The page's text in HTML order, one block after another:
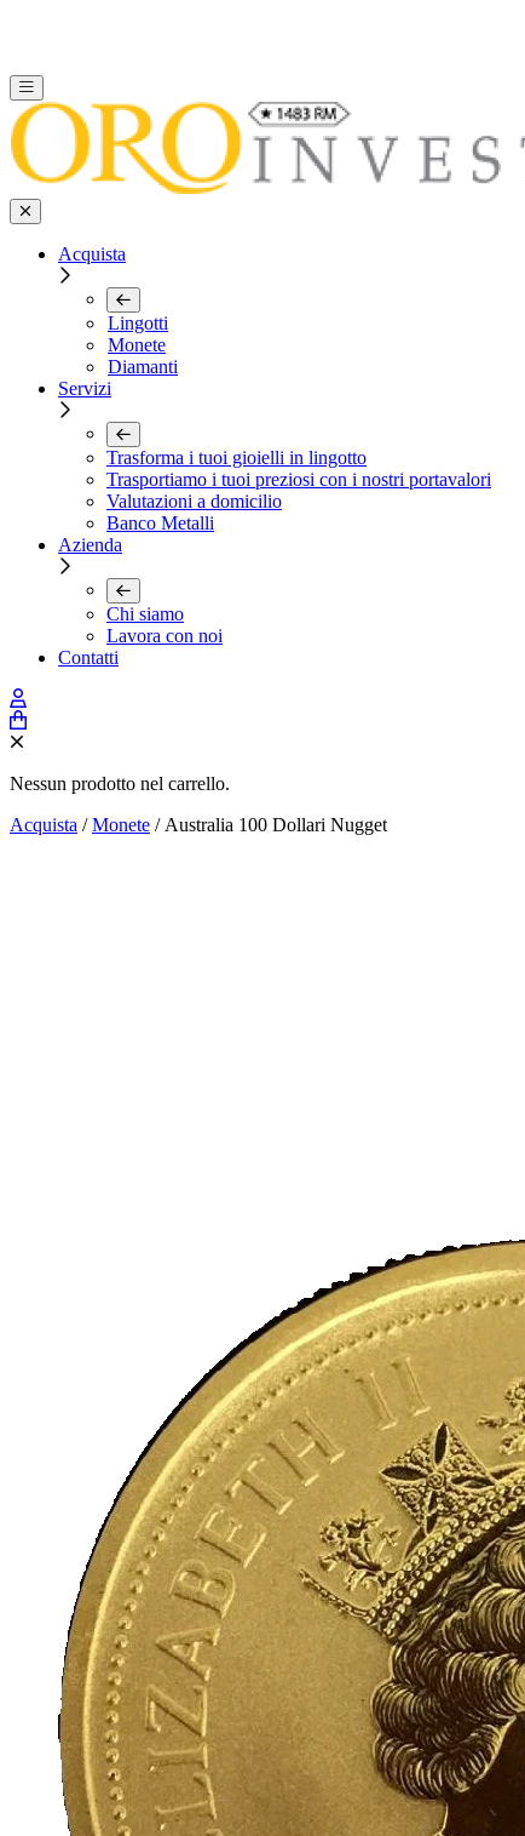
Acquista
Lingotti
Monete
Diamanti
Servizi
Trasforma i tuoi gioielli in lingotto
Trasportiamo i tuoi preziosi con i nostri portavalori
Valutazioni a domicilio
Banco Metalli
Azienda
Chi siamo
Lavora con noi
Contatti
Nessun prodotto nel carrello.
Acquista /Monete / Australia 100 Dollari Nugget